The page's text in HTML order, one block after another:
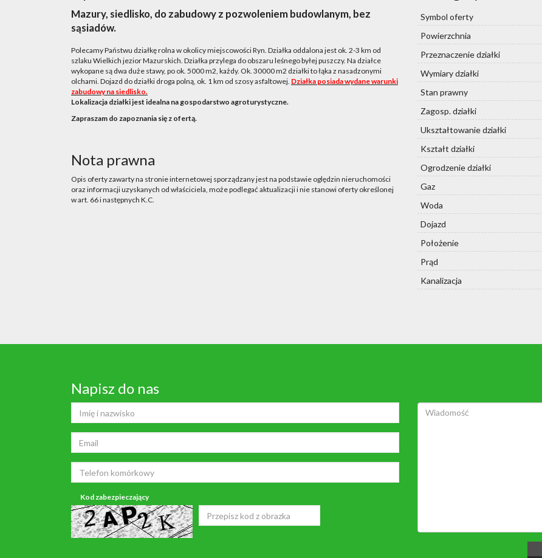
Mazury, siedlisko, do zabudowy z pozwoleniem budowlanym, bez
sąsiadów.
Polecamy Państwu działkę rolna w okolicy miejscowości Ryn. Działka oddalona jest ok. 2-3 km od
szlaku Wielkich jezior Mazurskich. Działka przylega do obszaru leśnego byłej puszczy. Na działce
wykopane są dwa duże stawy, po ok. 5000 m2, każdy. Ok. 30000 m2 działki to łąka z nasadzonymi
olchami. Dojazd do działki droga polną, ok. 1 km od szosy asfaltowej. Działka posiada wydane warunki
zabudowy na siedlisko.
Lokalizacja działki jest idealna na gospodarstwo agroturystyczne.
Zapraszam do zapoznania się z ofertą.
Nota prawna
Opis oferty zawarty na stronie internetowej sporządzany jest na podstawie oględzin nieruchomości
oraz informacji uzyskanych od właściciela, może podlegać aktualizacji i nie stanowi oferty określonej
w art. 66 i następnych K.C.
Symbol oferty
Powierzchnia
Przeznaczenie działki
Wymiary działki
Stan prawny
Zagosp. działki
Ukształtowanie działki
Kształt działki
Ogrodzenie działki
Gaz
Woda
Dojazd
Położenie
Prąd
Kanalizacja
Napisz do nas
Kod zabezpieczający